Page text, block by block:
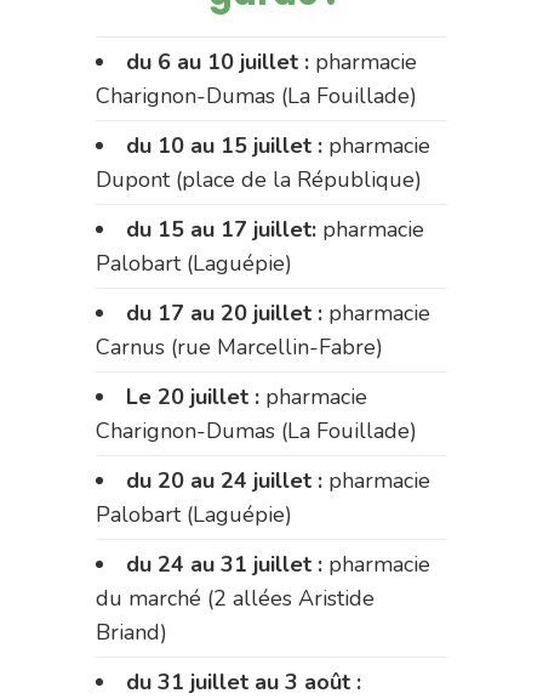
du 6 au 10 juillet : pharmacie
Charignon-Dumas (La Fouillade)
du 10 au 15 juillet : pharmacie
Dupont (place de la République)
du 15 au 17 juillet: pharmacie
Palobart (Laguépie)
du 17 au 20 juillet : pharmacie
Carnus (rue Marcellin-Fabre)
Le 20 juillet : pharmacie
Charignon-Dumas (La Fouillade)
du 20 au 24 juillet : pharmacie
Palobart (Laguépie)
du 24 au 31 juillet : pharmacie
du marché (2 allées Aristide
Briand)
du 31 juillet au 3 août :